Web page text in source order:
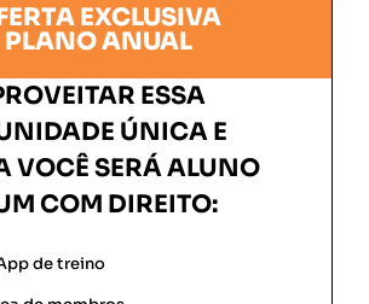
EXCLUSIVA
PLANO ANUAL
ESSA
ÚNICA E
VOCÊ SERÁ ALUNO
COM DIREITO:
de treino